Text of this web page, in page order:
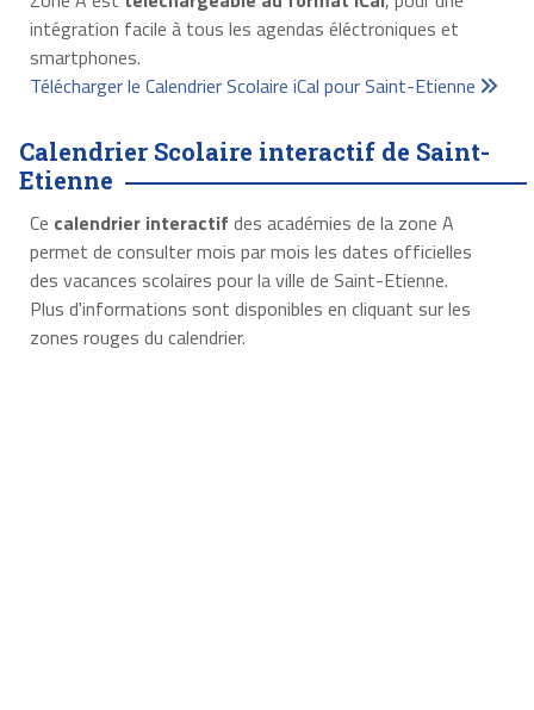
intégration facile à tous les agendas éléctroniques et
smartphones.
Télécharger le Calendrier Scolaire iCal pour Saint-Etienne
Calendrier Scolaire interactif de Saint-
Etienne
Ce calendrier interactif des académies de la zone A
permet de consulter mois par mois les dates officielles
des vacances scolaires pour la ville de Saint-Etienne.
Plus d'informations sont disponibles en cliquant sur les
zones rouges du calendrier.